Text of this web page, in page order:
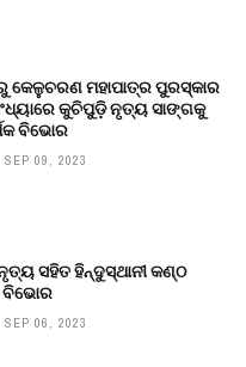
କେଳୁଚରଣ ମହାପାତ୍ର ପୁରସ୍କାର
କୁଚିପୁଡ଼ି ନୃତ୍ୟ ସାଙ୍ଗକୁ
ବିଭୋର
SEP 09, 2023
ସହିତ ହିନ୍ଦୁସ୍ଥାନୀ କଣ୍ଠ
ବିଭୋର
SEP 06, 2023